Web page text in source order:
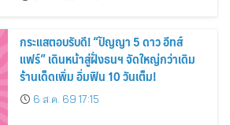
กระแสตอบรับดี! “ปัญญา 5 ดาว อีทส์
แฟร์” เดินหน้าสู่ฝั่งธนฯ จัดใหญ่กว่าเดิม
ร้านเด็ดเพิ่ม อิ่มฟิน 10 วันเต็ม!
6 ส.ค. 69 17:15